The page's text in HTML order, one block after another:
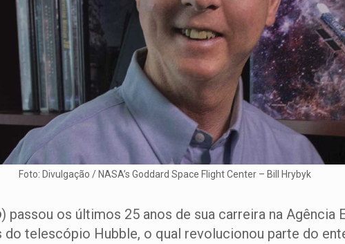
Foto: Divulgação / NASA’s Goddard Space Flight Center – Bill Hrybyk
) passou os últimos 25 anos de sua carreira na Agência
telescópio Hubble, o qual revolucionou parte do